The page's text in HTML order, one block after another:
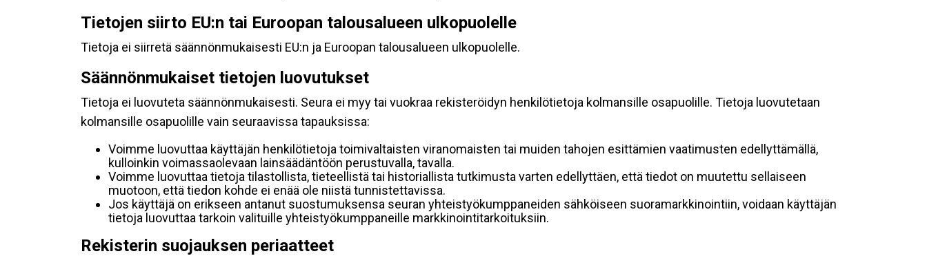
Tietojen siirto EU:n tai Euroopan talousalueen ulkopuolelle
Tietoja ei siirretä säännönmukaisesti EU:n ja Euroopan talousalueen ulkopuolelle.
Säännönmukaiset tietojen luovutukset
Tietoja ei luovuteta säännönmukaisesti. Seura ei myy tai vuokraa rekisteröidyn henkilötietoja kolmansille osapuolille. Tietoja luovutetaan
kolmansille osapuolille vain seuraavissa tapauksissa:
Voimme luovuttaa käyttäjän henkilötietoja toimivaltaisten viranomaisten tai muiden tahojen esittämien vaatimusten edellyttämällä,
kulloinkin voimassaolevaan lainsäädäntöön perustuvalla, tavalla.
Voimme luovuttaa tietoja tilastollista, tieteellistä tai historiallista tutkimusta varten edellyttäen, että tiedot on muutettu sellaiseen
muotoon, että tiedon kohde ei enää ole niistä tunnistettavissa.
Jos käyttäjä on erikseen antanut suostumuksensa seuran yhteistyökumppaneiden sähköiseen suoramarkkinointiin, voidaan käyttäjän
tietoja luovuttaa tarkoin valituille yhteistyökumppaneille markkinointitarkoituksiin.
Rekisterin suojauksen periaatteet